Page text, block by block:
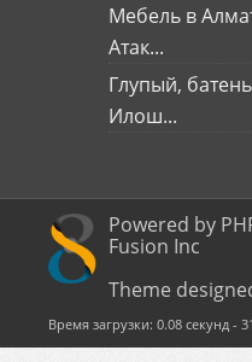
Мебель в
Атак...
Глупый,
Илош...
Powered by
Fusion Inc
Theme
Время загрузки: 0.08 секунд -